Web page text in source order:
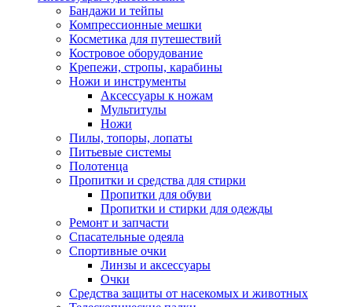
Бандажи и тейпы
Компрессионные мешки
Косметика для путешествий
Костровое оборудование
Крепежи, стропы, карабины
Ножи и инструменты
Аксессуары к ножам
Мультитулы
Ножи
Пилы, топоры, лопаты
Питьевые системы
Полотенца
Пропитки и средства для стирки
Пропитки для обуви
Пропитки и стирки для одежды
Ремонт и запчасти
Спасательные одеяла
Спортивные очки
Линзы и аксессуары
Очки
Средства защиты от насекомых и животных